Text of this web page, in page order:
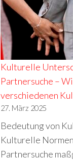
Kulturelle
Partnersuche –
verschiedenen
27. März 2025
Bedeutung von
Kulturelle
Partnersuche